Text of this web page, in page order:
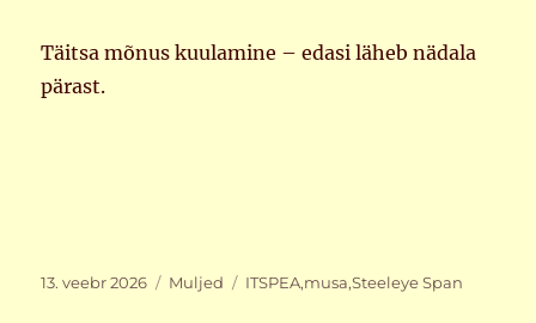
Täitsa mõnus kuulamine – edasi läheb nädala
pärast.
Postitatud
13. veebr 2026 Rubriigid
Muljed Sildid
ITSPEA,musa,Steeleye Span